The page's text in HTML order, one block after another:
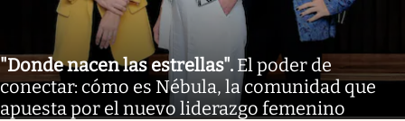
"Donde nacen las estrellas". El poder de
conectar: cómo es Nébula, la comunidad que
apuesta por el nuevo liderazgo femenino